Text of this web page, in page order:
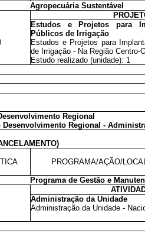
Agropecuária Sustentável
Estudos e Projetos para
Públicos de Irrigação
Estudos e Projetos para
de Irrigação - Na Região Centro-
Estudo realizado (unidade): 1
Regional
Desenvolvimento Regional -
PROGRAMA/AÇÃO/
Programa de Gestão e
Administração da Unidade
Administração da Unidade -